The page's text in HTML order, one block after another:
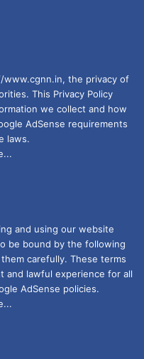
www.cgnn.in, the privacy of
This Privacy Policy
we collect and how
AdSense requirements
laws.
and using our website
be bound by the following
carefully. These terms
and lawful experience for all
AdSense policies.